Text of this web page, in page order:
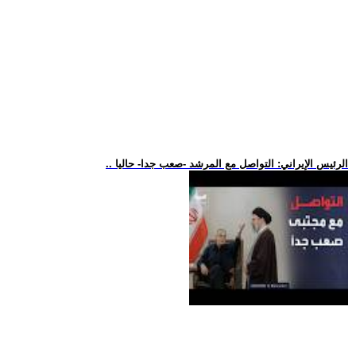
.. الرئيس الإيراني: التواصل مع المرشد -صعب جدا- حاليا